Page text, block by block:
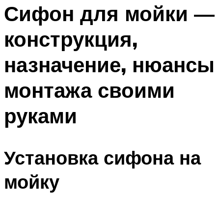
Сифон для мойки —
конструкция,
назначение, нюансы
монтажа своими
руками
Установка сифона на
мойку